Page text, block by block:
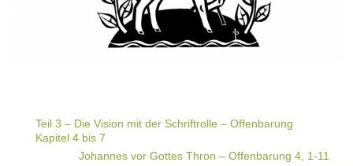
Teil 3 – Die Vision mit der Schriftrolle – Offenbarung
Kapitel 4 bis 7
Johannes vor Gottes Thron – Offenbarung 4, 1-11